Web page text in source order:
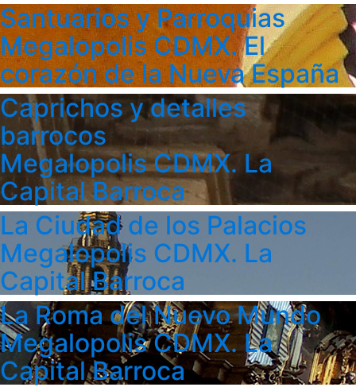
Santuarios y Parroquias
Megalopolis CDMX. El
corazón de la Nueva España
Caprichos y detalles
barrocos
Megalopolis CDMX. La
Capital Barroca
La Ciudad de los Palacios
Megalopolis CDMX. La
Capital Barroca
La Roma del Nuevo Mundo
Megalopolis CDMX. La
Capital Barroca